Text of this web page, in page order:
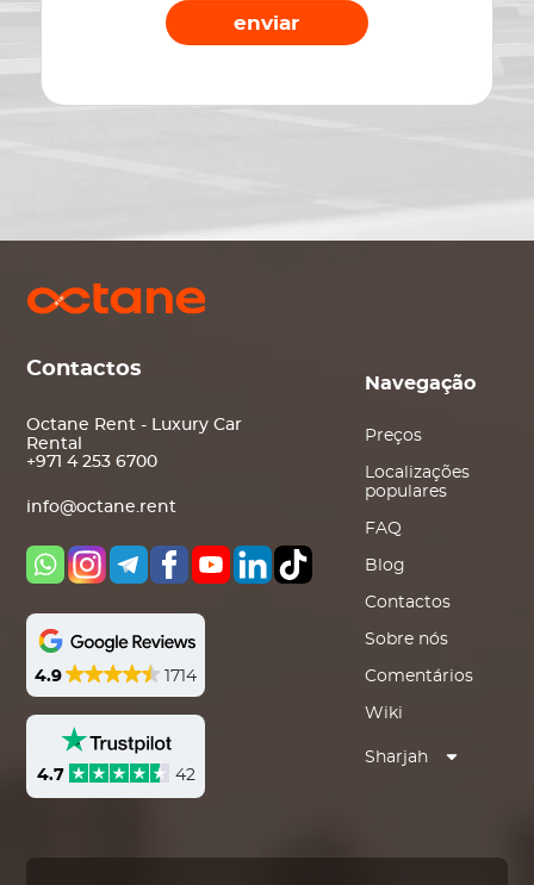
enviar
Contactos
Octane Rent - Luxury Car
Rental
+971 4 253 6700
info@octane.rent
4.9 1714
4.7 42
Navegação
Preços
Localizações
populares
FAQ
Blog
Contactos
Sobre nós
Comentários
Wiki
Sharjah